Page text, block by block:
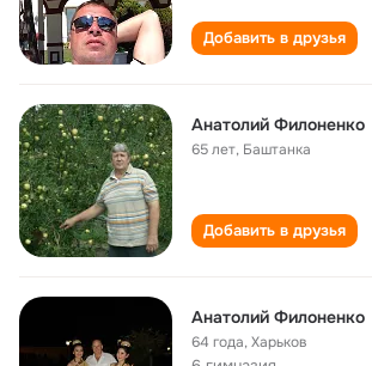
Добавить в друзья
Анатолий Филоненко
65 лет, Баштанка
Добавить в друзья
Анатолий Филоненко
64 года,Харьков